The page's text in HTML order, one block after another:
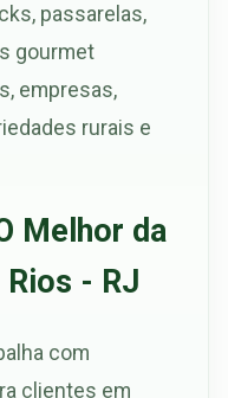
passarelas,
gourmet
empresas,
rurais e
Melhor da
- RJ
com
clientes em